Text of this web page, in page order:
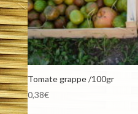
Tomate grappe /100gr
0,38€